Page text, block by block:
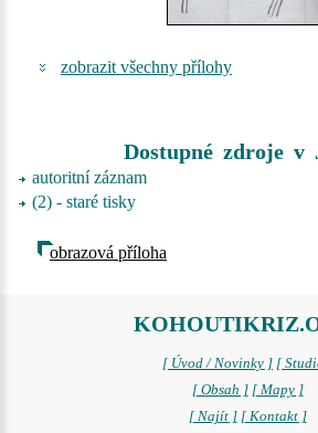
zobrazit všechny přílohy
Dostupné zdroje v
autoritní záznam
(2) - staré tisky
obrazová příloha
[ Úvod / Novinky ] [
[ Obsah ] [ Mapy ]
[ Najít ] [ Kontakt ]